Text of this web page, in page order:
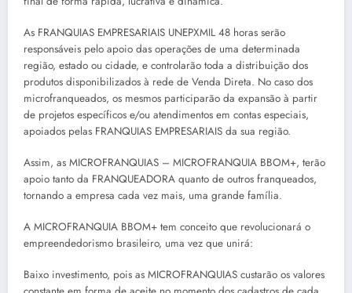
As FRANQUIAS EMPRESARIAIS UNEPXMIL 48 horas serão
responsáveis pelo apoio das operações de uma determinada
região, estado ou cidade, e controlarão toda a distribuição dos
produtos disponibilizados à rede de Venda Direta. No caso dos
microfranqueados, os mesmos participarão da expansão à partir
de projetos específicos e/ou atendimentos em contas especiais,
apoiados pelas FRANQUIAS EMPRESARIAIS da sua região.
Assim, as MICROFRANQUIAS – MICROFRANQUIA BBOM+, terão
apoio tanto da FRANQUEADORA quanto de outros franqueados,
tornando a empresa cada vez mais, uma grande família.
A MICROFRANQUIA BBOM+ tem conceito que revolucionará o
empreendedorismo brasileiro, uma vez que unirá:
Baixo investimento, pois as MICROFRANQUIAS custarão os valores